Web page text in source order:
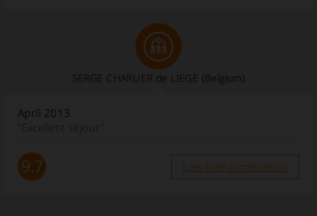
SERGE CHARLIER de LIEGE (Belgium)
April 2013
“Excellent séjour”
9.7 Læs hele anmeldelsen